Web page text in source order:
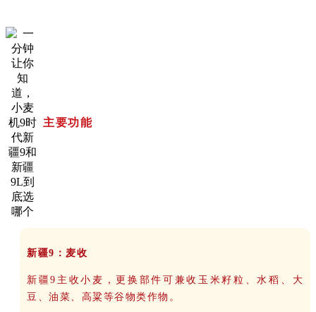
主要功能
新疆9：麦收
新疆9主收小麦，更换部件可兼收玉米籽粒、水稻、大
豆、油菜、高粱等谷物类作物。